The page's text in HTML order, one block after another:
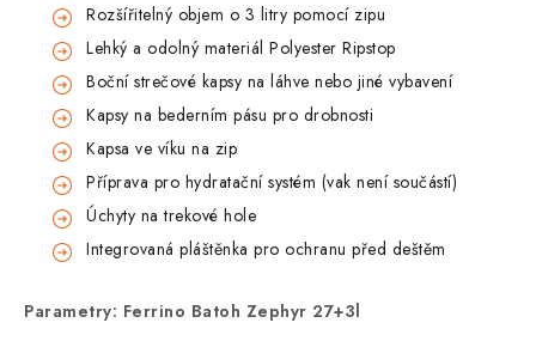
Rozšířitelný objem o 3 litry pomocí zipu
Lehký a odolný materiál Polyester Ripstop
Boční strečové kapsy na láhve nebo jiné vybavení
Kapsy na bederním pásu pro drobnosti
Kapsa ve víku na zip
Příprava pro hydratační systém (vak není součástí)
Úchyty na trekové hole
Integrovaná pláštěnka pro ochranu před deštěm
Parametry: Ferrino Batoh Zephyr 27+3l